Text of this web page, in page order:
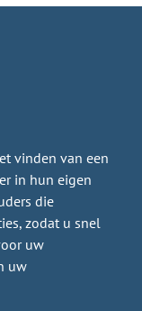
vinden van een
in hun eigen
die
zodat u snel
uw
uw